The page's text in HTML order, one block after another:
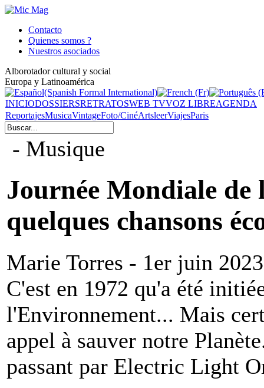
Contacto
Quienes somos ?
Nuestros asociados
Alborotador cultural y social
Europa y Latinoamérica
INICIODOSSIERSRETRATOSWEB TVVOZ LIBREAGENDA
ReportajesMusicaVintageFoto/CinéArtsleerViajesParis
- Musique
Journée Mondiale
quelques chansons
Marie Torres - 1er juin 2023
C'est en 1972 qu'a été
l'Environnement... Mais
appel à sauver notre
passant par Electric Light